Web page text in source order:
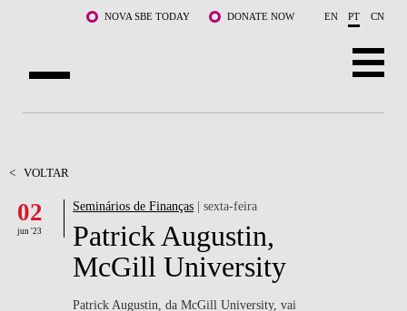
Saltar para o conteúdo principalNOVA SBE TODAY DONATE NOW EN PT CN
DOCENTES E INVESTIGAÇÃO
COMUNIDADE
< VOLTAR
02
jun '23
Seminários de Finanças | sexta-feira
Patrick Augustin,
McGill University
Patrick Augustin, da McGill University, vai